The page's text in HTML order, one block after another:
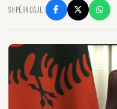
SHPËRNDAJE: